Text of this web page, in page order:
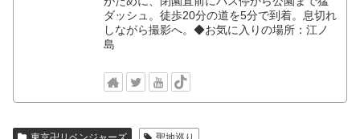
ダッシュ。徒歩20分の道を5分で到着。息切れ
しながら撮影へ。◆お気に入りの場所：江ノ
島